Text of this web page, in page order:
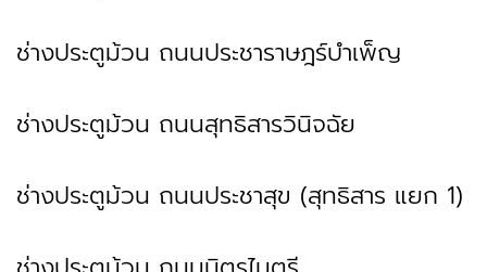
ช่างประตูม้วน ถนนประชาราษฎร์บำเพ็ญ
ช่างประตูม้วน ถนนสุทธิสารวินิจฉัย
ช่างประตูม้วน ถนนประชาสุข (สุทธิสาร แยก 1)